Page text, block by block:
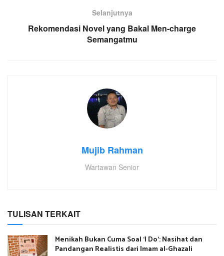
Selanjutnya
Rekomendasi Novel yang Bakal Men-charge
Semangatmu
Mujib Rahman
Wartawan Senior
TULISAN TERKAIT
Menikah Bukan Cuma Soal ‘I Do’: Nasihat dan
Pandangan Realistis dari Imam al-Ghazali